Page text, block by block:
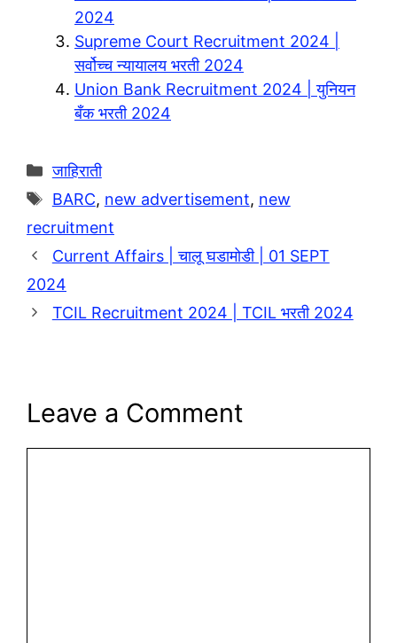
2024
Supreme Court Recruitment 2024 |
सर्वोच्च न्यायालय भरती 2024
Union Bank Recruitment 2024 | युनियन
बँक भरती 2024
Categories
जाहिराती
Tags
BARC, new advertisement, new
recruitment
Current Affairs | चालू घडामोडी | 01 SEPT
2024
TCIL Recruitment 2024 | TCIL भरती 2024
Leave a Comment